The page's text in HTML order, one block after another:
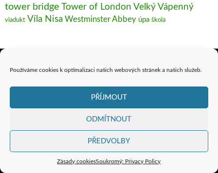
Používáme cookies k optimalizaci našich webových stránek a našich služeb.
PŘÍJMOUT
ODMÍTNOUT
PŘEDVOLBY
Zásady cookiesSoukromý: Privacy Policy
tower bridge Tower of London Velký Vápenný
viadukt Víla Nisa Westminster Abbey úpa škola